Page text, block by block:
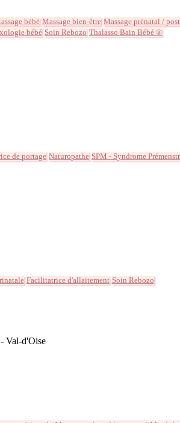
bébé Massage bien-être Massage prénatal /
bébé Soin Rebozo Thalasso Bain Bébé ®
de portage Naturopathe SPM - Syndrome
Facilitatrice d'allaitement Soin Rebozo
Val-d'Oise